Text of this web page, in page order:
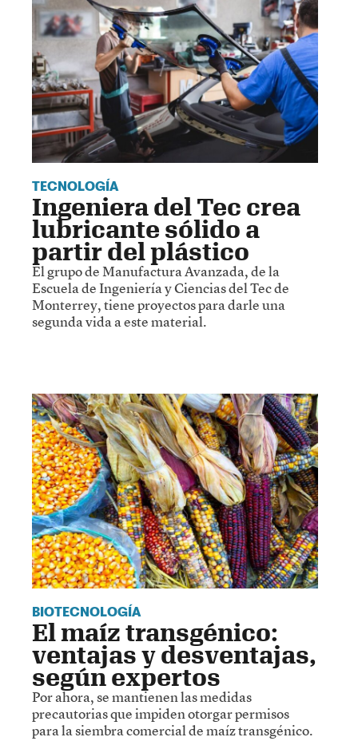
TECNOLOGÍA
Ingeniera del Tec crea
lubricante sólido a
partir del plástico
El grupo de Manufactura Avanzada, de la
Escuela de Ingeniería y Ciencias del Tec de
Monterrey, tiene proyectos para darle una
segunda vida a este material.
BIOTECNOLOGÍA
El maíz transgénico:
ventajas y desventajas,
según expertos
Por ahora, se mantienen las medidas
precautorias que impiden otorgar permisos
para la siembra comercial de maíz transgénico.